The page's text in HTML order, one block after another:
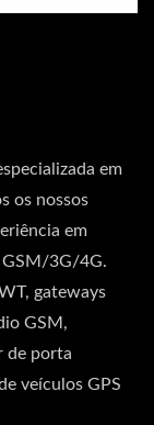
em
os nossos
em
3G/4G.
gateways
GSM,
de porta
veículos GPS